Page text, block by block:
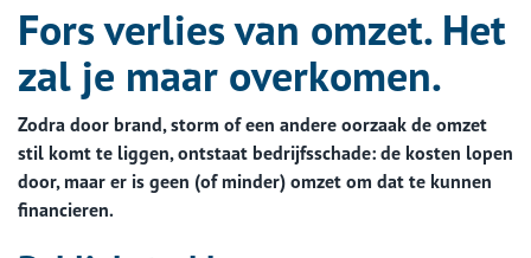
Fors verlies van omzet. Het
zal je maar overkomen.
Zodra door brand, storm of een andere oorzaak de omzet
stil komt te liggen, ontstaat bedrijfsschade: de kosten lopen
door, maar er is geen (of minder) omzet om dat te kunnen
financieren.